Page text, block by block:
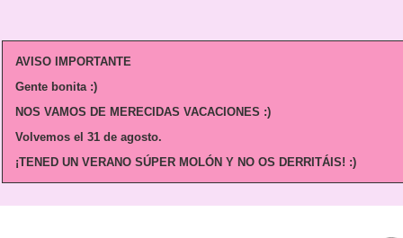
AVISO IMPORTANTE
Gente bonita :)
NOS VAMOS DE MERECIDAS VACACIONES :)
Volvemos el 31 de agosto.
¡TENED UN VERANO SÚPER MOLÓN Y NO OS DERRITÁIS! :)